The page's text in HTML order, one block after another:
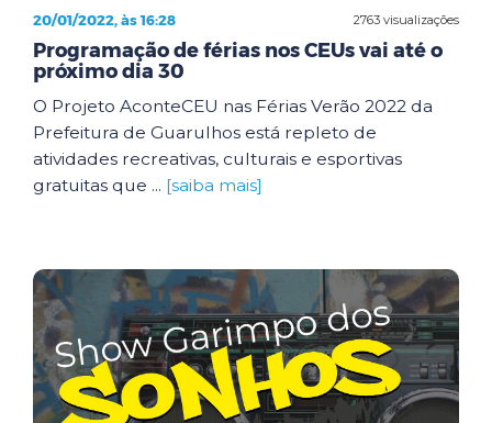
2763 visualizações
20/01/2022, às 16:28
Programação de férias nos CEUs vai até o
próximo dia 30
O Projeto AconteCEU nas Férias Verão 2022 da
Prefeitura de Guarulhos está repleto de
atividades recreativas, culturais e esportivas
gratuitas que ... [saiba mais]